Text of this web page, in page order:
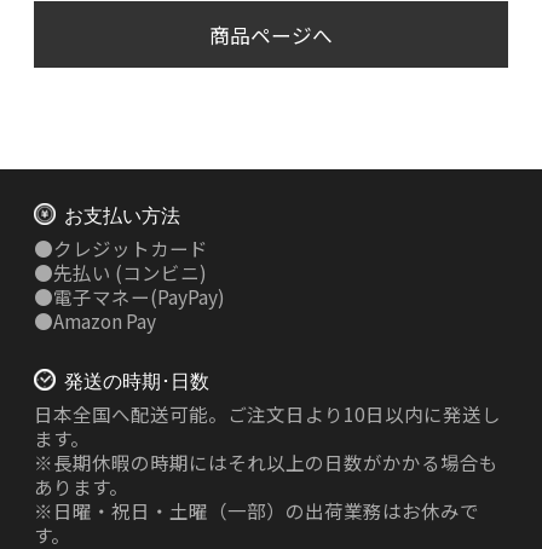
商品ページへ
お支払い方法
●クレジットカード
●先払い (コンビニ)
●電子マネー(PayPay)
●Amazon Pay
発送の時期･日数
日本全国へ配送可能。ご注文日より10日以内に発送し
ます。
※長期休暇の時期にはそれ以上の日数がかかる場合も
あります。
※日曜・祝日・土曜（一部）の出荷業務はお休みで
す。